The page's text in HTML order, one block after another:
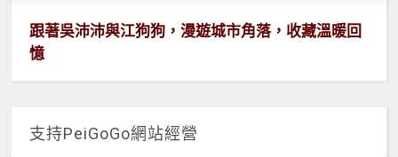
跟著吳沛沛與江狗狗，漫遊城市角落，收藏溫暖回
憶
支持PeiGoGo網站經營